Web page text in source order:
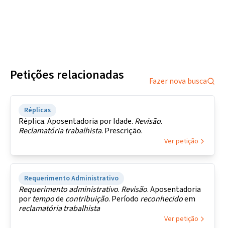
Petições relacionadas Fazer nova busca
Réplicas
Réplica. Aposentadoria por Idade. Revisão.
Reclamatória trabalhista. Prescrição.
Ver petição
Requerimento Administrativo
Requerimentoadministrativo. Revisão. Aposentadoria
por tempode contribuição. Período reconhecidoem
reclamatória trabalhista
Ver petição